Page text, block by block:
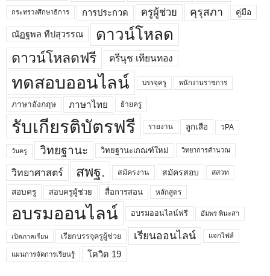
กระทรวงศึกษาธิการ การประกวด ครูผู้ช่วย คุรุสภา คู่มือ
ณัฏฐพล ทีปสุวรรณ ดาวน์โหลด
ดาวน์โหลดฟรี ตรีนุช เทียนทอง
ทดสอบออนไลน์ บรรจุครู พนักงานราชการ
ภาษาอังกฤษ ภาษาไทย ย้ายครู
รับเกียรติบัตรฟรี รายงาน ลูกเสือ วPA
วันครู วิทยฐานะ วิทยฐานะเกณฑ์ใหม่ วิทยาการคำนวณ
วิทยาศาสตร์ สพฐ. สมัครงาน สมัครสอบ สสวท
สอบครู สอบครูผู้ช่วย สื่อการสอน หลักสูตร
อบรมออนไลน์ อบรมออนไลน์ฟรี อัมพร พินะสา
เปิดภาคเรียน เรียกบรรจุครูผู้ช่วย เรียนออนไลน์ แจกไฟล์
แผนการจัดการเรียนรู้ โควิด 19